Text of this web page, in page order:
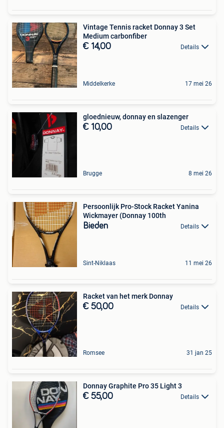
Vintage Tennis racket Donnay 3 Set
Medium carbonfiber
€ 14,00 Details
Middelkerke 17 mei 26
gloednieuw, donnay en slazenger
€ 10,00 Details
Brugge 8 mei 26
Persoonlijk Pro-Stock Racket Yanina
Wickmayer (Donnay 100th
Bieden Details
Sint-Niklaas 11 mei 26
Racket van het merk Donnay
€ 50,00 Details
Romsee 31 jan 25
Donnay Graphite Pro 35 Light 3
€ 55,00 Details